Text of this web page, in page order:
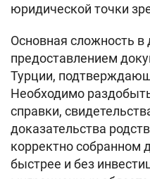
юридической точки
Основная сложность в
предоставлением
Турции,
Необходимо
справки,
доказательства
корректно собранном
быстрее и без